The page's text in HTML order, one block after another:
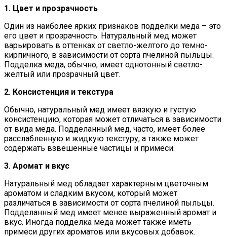
1. Цвет и прозрачность
Один из наиболее ярких признаков подделки меда – это
его цвет и прозрачность. Натуральный мед может
варьировать в оттенках от светло-желтого до темно-
кирпичного, в зависимости от сорта пчелиной пыльцы.
Подделка меда, обычно, имеет однотонный светло-
желтый или прозрачный цвет.
2. Консистенция и текстура
Обычно, натуральный мед имеет вязкую и густую
консистенцию, которая может отличаться в зависимости
от вида меда. Подделанный мед, часто, имеет более
расслабленную и жидкую текстуру, а также может
содержать взвешенные частицы и примеси.
3. Аромат и вкус
Натуральный мед обладает характерным цветочным
ароматом и сладким вкусом, который может
различаться в зависимости от сорта пчелиной пыльцы.
Подделанный мед имеет менее выраженный аромат и
вкус. Иногда подделка меда может также иметь
примеси других ароматов или вкусовых добавок.